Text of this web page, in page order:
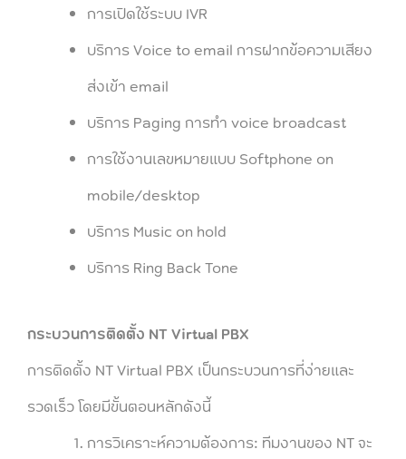
การเปิดใช้ระบบ IVR
บริการ Voice to email การฝากข้อความเสียง
ส่งเข้า email
บริการ Paging การทำ voice broadcast
การใช้งานเลขหมายแบบ Softphone on
mobile/desktop
บริการ Music on hold
บริการ Ring Back Tone
กระบวนการติดตั้ง NT Virtual PBX
การติดตั้ง NT Virtual PBX เป็นกระบวนการที่ง่ายและ
รวดเร็ว โดยมีขั้นตอนหลักดังนี้
การวิเคราะห์ความต้องการ: ทีมงานของ NT จะ